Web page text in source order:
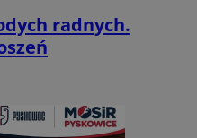
radnych.